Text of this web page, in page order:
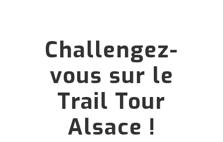
Challengez-
vous sur le
Trail Tour
Alsace !